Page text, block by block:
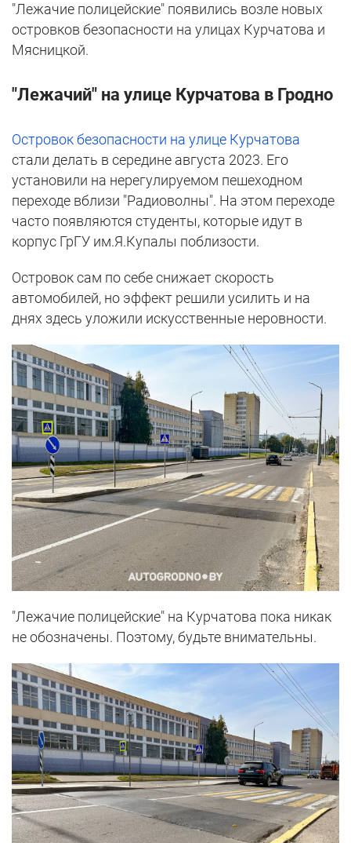
"Лежачие полицейские" появились возле новых
островков безопасности на улицах Курчатова и
Мясницкой.
"Лежачий" на улице Курчатова в Гродно
Островок безопасности на улице Курчатова
стали делать в середине августа 2023. Его
установили на нерегулируемом пешеходном
переходе вблизи "Радиоволны". На этом переходе
часто появляются студенты, которые идут в
корпус ГрГУ им.Я.Купалы поблизости.
Островок сам по себе снижает скорость
автомобилей, но эффект решили усилить и на
днях здесь уложили искусственные неровности.
"Лежачие полицейские" на Курчатова пока никак
не обозначены. Поэтому, будьте внимательны.